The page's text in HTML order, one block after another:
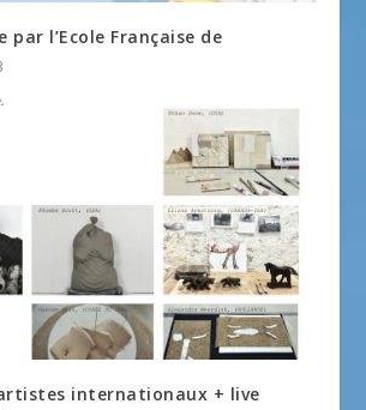
par l’Ecole Française de
internationaux + live